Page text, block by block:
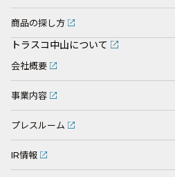
商品の探し方
トラスコ中山について
会社概要
事業内容
プレスルーム
IR情報